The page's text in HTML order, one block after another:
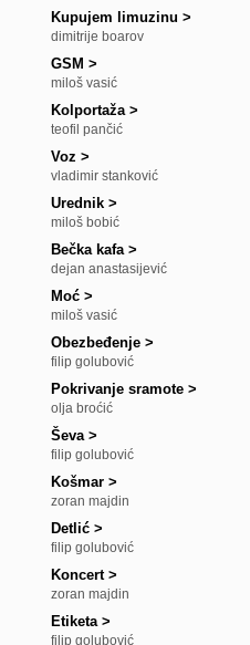
Kupujem limuzinu >
dimitrije boarov
GSM >
miloš vasić
Kolportaža>
teofil pančić
Voz >
vladimir stanković
Urednik >
miloš bobić
Bečka kafa>
dejan anastasijević
Moć >
miloš vasić
Obezbeđenje >
filip golubović
Pokrivanje sramote >
olja broćić
Ševa>
filip golubović
Košmar >
zoran majdin
Detlić >
filip golubović
Koncert>
zoran majdin
Etiketa>
filip golubović